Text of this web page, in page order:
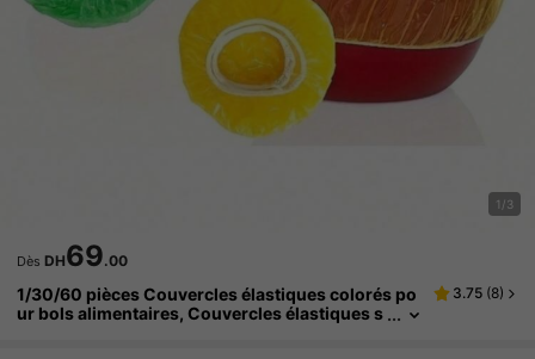
1/3
Dès DH69.00
1/30/60 pièces Couvercles élastiques colorés po
ur bols alimentaires, Couvercles élastiques s
3.75 (8)